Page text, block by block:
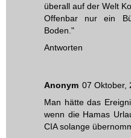
überall auf der Welt
Offenbar nur ein
Boden."
Antworten
Anonym 07 Oktober,
Man hätte das
wenn die Hamas
CIA solange